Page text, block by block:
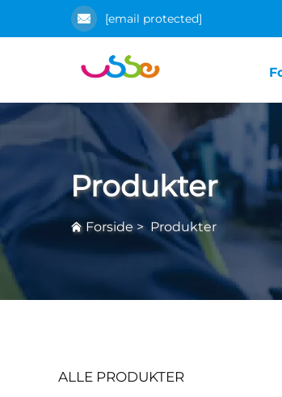
[email protected]
Produkter
Forside > Produkter
ALLE PRODUKTER